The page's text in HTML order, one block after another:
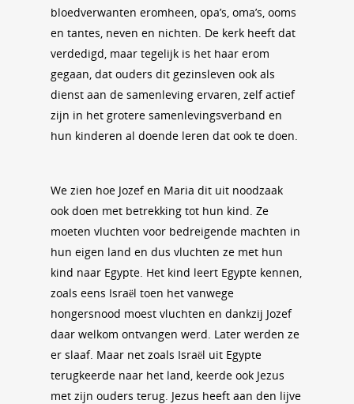
bloedverwanten eromheen, opa’s, oma’s, ooms
en tantes, neven en nichten. De kerk heeft dat
verdedigd, maar tegelijk is het haar erom
gegaan, dat ouders dit gezinsleven ook als
dienst aan de samenleving ervaren, zelf actief
zijn in het grotere samenlevingsverband en
hun kinderen al doende leren dat ook te doen.
We zien hoe Jozef en Maria dit uit noodzaak
ook doen met betrekking tot hun kind. Ze
moeten vluchten voor bedreigende machten in
hun eigen land en dus vluchten ze met hun
kind naar Egypte. Het kind leert Egypte kennen,
zoals eens Israël toen het vanwege
hongersnood moest vluchten en dankzij Jozef
daar welkom ontvangen werd. Later werden ze
er slaaf. Maar net zoals Israël uit Egypte
terugkeerde naar het land, keerde ook Jezus
met zijn ouders terug. Jezus heeft aan den lijve